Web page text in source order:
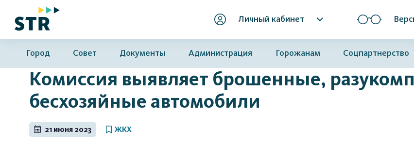
Личный кабинет
Город Совет Документы Администрация Горожанам Соцпартнерство
Комиссия выявляет брошенные,
бесхозяйные автомобили
21 июня 2023 ЖКХ